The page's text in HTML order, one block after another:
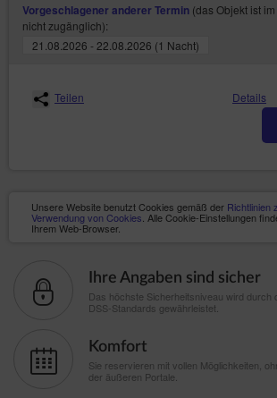
Vorgeschlagener anderer Termin (das Objekt ist
nicht zugänglich):
21.08.2026 - 22.08.2026 (1 Nacht)
Teilen Details
Unsere Website benutzt Cookies gemäß der Richtlinien
Verwendung von Cookies . Alle Cookie-Einstellungen
Ihrem Web-Browser.
Ihre Angaben sind sicher
Das höchste Sicherheitsniveau wird durch
DSS-Standards gewährleistet.
Komfort
Sie reservieren mit vollen Möglichkeiten,
der äußeren Portale.